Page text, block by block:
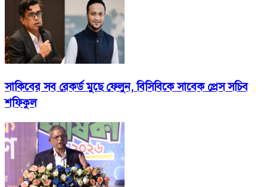
সাকিবের সব রেকর্ড মুছে ফেলুন, বিসিবিকে সাবেক প্রেস সচিব
শফিকুল